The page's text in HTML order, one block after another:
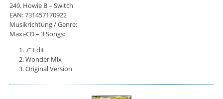
249. Howie B – Switch
EAN: 731457170922
Musikrichtung / Genre:
Maxi-CD – 3 Songs:
7″ Edit
Wonder Mix
Original Version